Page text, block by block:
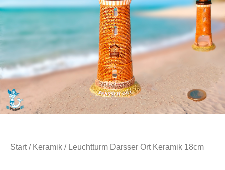
Start/ Keramik / Leuchtturm Darsser Ort Keramik 18cm